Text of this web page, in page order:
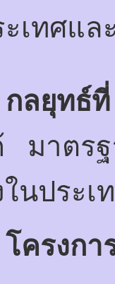
ะเทศแล
กลยุทธ์
มาตรฐ
ในประเ
โครงก